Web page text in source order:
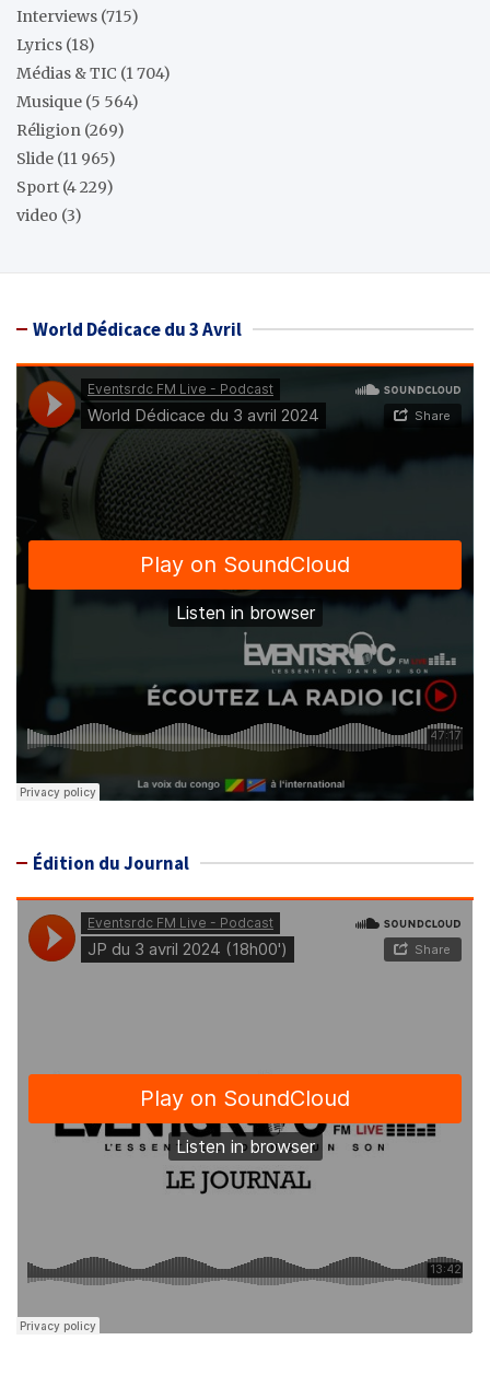
Interviews (715)
Lyrics (18)
Médias & TIC (1 704)
Musique (5 564)
Réligion (269)
Slide (11 965)
Sport (4 229)
video (3)
World Dédicace du 3 Avril
Édition du Journal